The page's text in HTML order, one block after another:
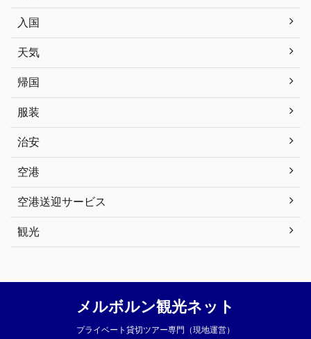
入国
天気
帰国
服装
治安
空港
空港送迎サービス
観光
メルボルン観光ネット
プライベート貸切ツアー専門（現地運営）